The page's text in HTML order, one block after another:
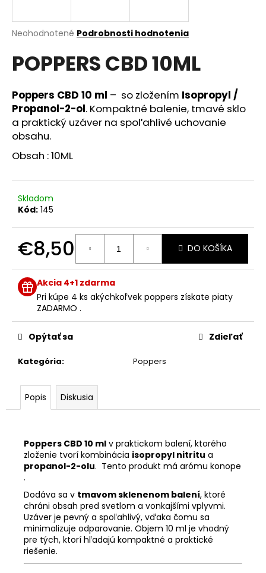
Priemerné
produktu
je
z
5
hviezdičiek.
Neohodnotené Podrobnosti hodnotenia
POPPERS CBD 10ML
Poppers CBD 10 ml – so zložením Isopropyl /
Propanol-2-ol. Kompaktné balenie, tmavé sklo
a praktický uzáver na spoľahlivé uchovanie
obsahu.
Obsah : 10ML
Skladom
Kód: 145
€8,50
cena:
DO KOŠÍKA
Akcia 4+1 zdarma
Pri kúpe 4 ks akýchkoľvek poppers získate piaty
ZADARMO .
Kategória: Poppers
Opýtať sa Zdieľať
Popis Diskusia
Poppers CBD 10 ml v praktickom balení, ktorého
zloženie tvorí kombinácia isopropyl nitritu a
propanol-2-olu. Tento produkt má arómu konope
.
Dodáva sa v tmavom sklenenom balení, ktoré
chráni obsah pred svetlom a vonkajšími vplyvmi.
Uzáver je pevný a spoľahlivý, vďaka čomu sa
minimalizuje odparovanie. Objem 10 ml je vhodný
pre tých, ktorí hľadajú kompaktné a praktické
riešenie.
j
ť
?
d
p
o
ú
č
a
m
PHEROMONE
WOMAN
ML-
DÁMSKE
FEROMÓNY